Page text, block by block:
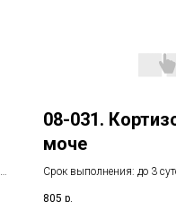
08-031.
моче
Срок выполнения: до 3 суток.
805 р.